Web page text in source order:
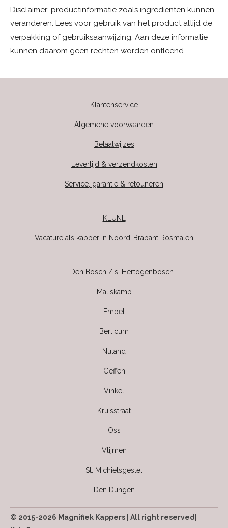
Disclaimer: productinformatie zoals ingrediënten kunnen
veranderen. Lees voor gebruik van het product altijd de
verpakking of gebruiksaanwijzing. Aan deze informatie
kunnen daarom geen rechten worden ontleend.
Klantenservice
Algemene voorwaarden
Betaalwijzes
Levertijd & verzendkosten
Service, garantie & retouneren
KEUNE
Vacature als kapper in Noord-Brabant Rosmalen
Den Bosch / s' Hertogenbosch
Maliskamp
Empel
Berlicum
Nuland
Geffen
Vinkel
Kruisstraat
Oss
Vlijmen
St. Michielsgestel
Den Dungen
© 2015-2026 Magnifiek Kappers | All right reserved|